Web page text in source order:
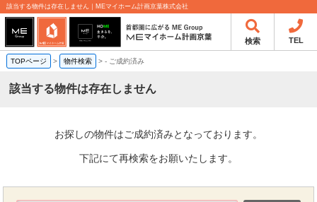
該当する物件は存在しません｜MEマイホーム計画京葉株式会社
検索 TEL
TOPページ > 物件検索 >- ご成約済み
該当する物件は存在しません
お探しの物件はご成約済みとなっております。
下記にて再検索をお願いたします。